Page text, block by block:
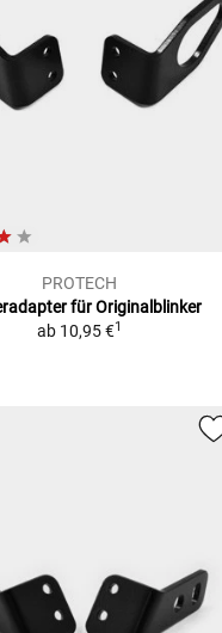
PROTECH
für Originalblinker
ab 10,95 €1